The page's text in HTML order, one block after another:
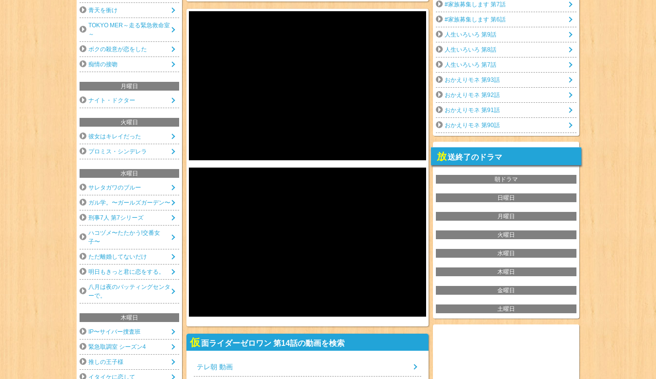
仮面ライダーゼロワン 第14話の動画を検索
テレ朝 動画
青天を衝け
TOKYO MER～走る緊急救命室
～
ボクの殺意が恋をした
痴情の接吻
月曜日
ナイト・ドクター
火曜日
彼女はキレイだった
プロミス・シンデレラ
水曜日
サレタガワのブルー
ガル学。〜ガールズガーデン〜
刑事7人 第7シリーズ
ハコヅメ〜たたかう!交番女
子〜
ただ離婚してないだけ
明日もきっと君に恋をする。
八月は夜のバッティングセンタ
ーで。
木曜日
IP〜サイバー捜査班
緊急取調室 シーズン4
推しの王子様
イタイケに恋して
#家族募集します 第7話
#家族募集します 第6話
人生いろいろ 第9話
人生いろいろ 第8話
人生いろいろ 第7話
おかえりモネ 第93話
おかえりモネ 第92話
おかえりモネ 第91話
おかえりモネ 第90話
放送終了のドラマ
朝ドラマ
日曜日
月曜日
火曜日
水曜日
木曜日
金曜日
土曜日